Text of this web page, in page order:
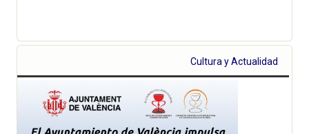
Cultura y Actualidad